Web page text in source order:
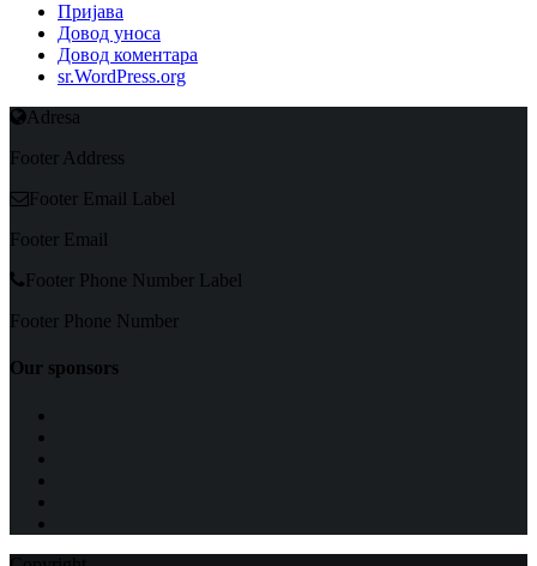
Пријава
Довод уноса
Довод коментара
sr.WordPress.org
Adresa
Footer Address
Footer Email Label
Footer Email
Footer Phone Number Label
Footer Phone Number
Our sponsors